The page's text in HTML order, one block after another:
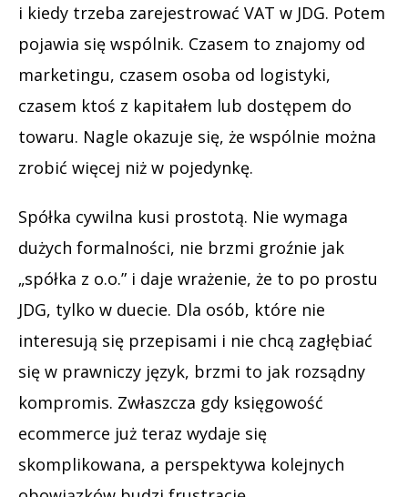
i kiedy trzeba zarejestrować VAT w JDG. Potem
pojawia się wspólnik. Czasem to znajomy od
marketingu, czasem osoba od logistyki,
czasem ktoś z kapitałem lub dostępem do
towaru. Nagle okazuje się, że wspólnie można
zrobić więcej niż w pojedynkę.
Spółka cywilna kusi prostotą. Nie wymaga
dużych formalności, nie brzmi groźnie jak
„spółka z o.o.” i daje wrażenie, że to po prostu
JDG, tylko w duecie. Dla osób, które nie
interesują się przepisami i nie chcą zagłębiać
się w prawniczy język, brzmi to jak rozsądny
kompromis. Zwłaszcza gdy księgowość
ecommerce już teraz wydaje się
skomplikowana, a perspektywa kolejnych